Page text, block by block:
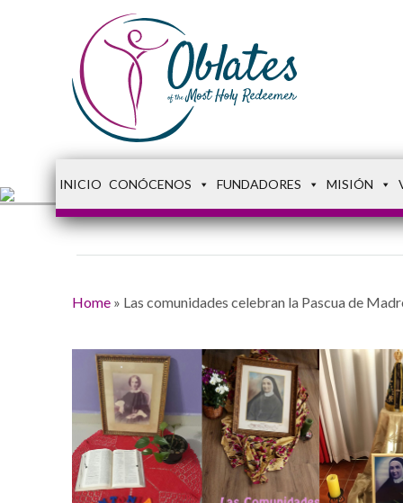
INICIO CONÓCENOS FUNDADORES MISIÓN
Home» Las comunidades celebran la Pascua de